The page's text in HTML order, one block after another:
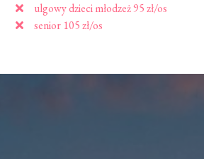
ulgowy dzieci młodzeż 95 zł/os
senior 105 zł/os